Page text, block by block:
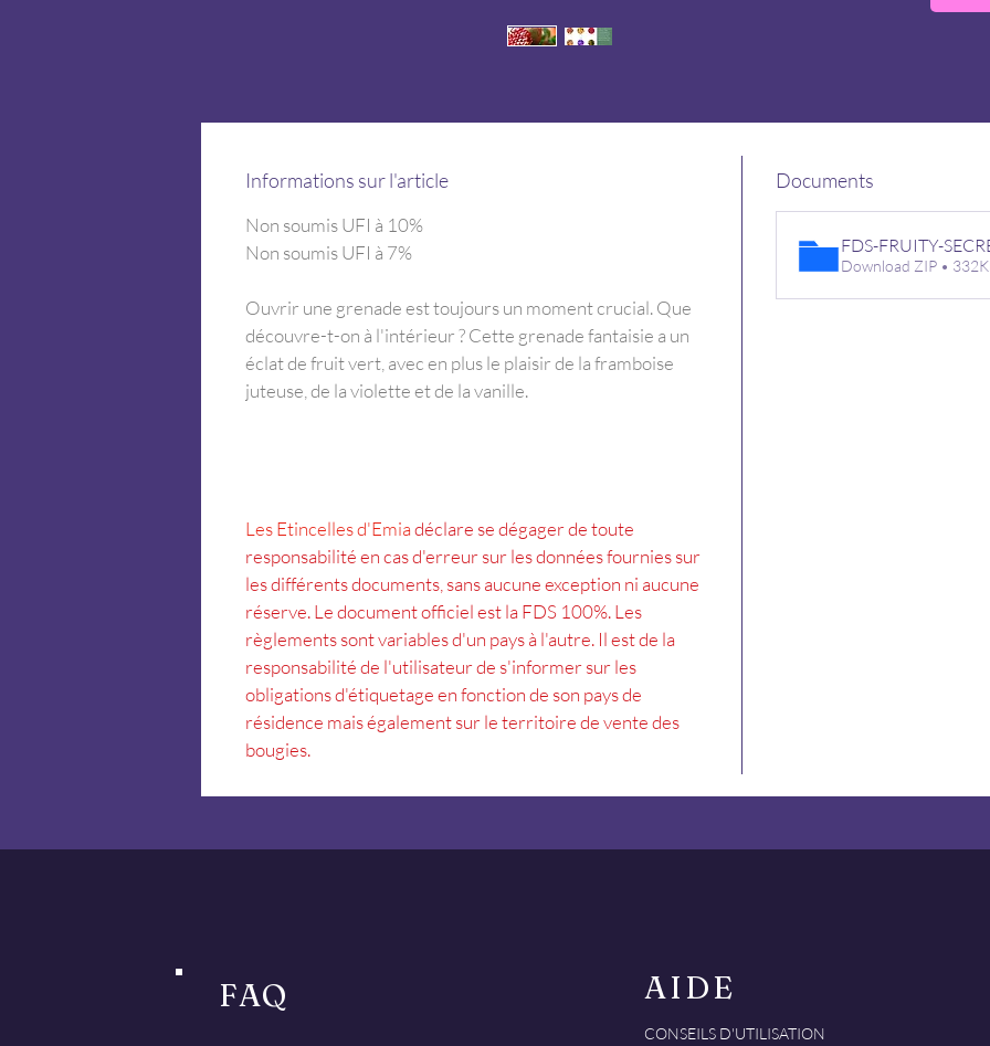
Informations sur l'article
Non soumis UFI à 10%
Non soumis UFI à 7%
Ouvrir une grenade est toujours un moment crucial. Que
découvre-t-on à l'intérieur ? Cette grenade fantaisie a un
éclat de fruit vert, avec en plus le plaisir de la framboise
juteuse, de la violette et de la vanille.
Les Etincelles d'Emia déclare se dégager de toute
responsabilité en cas d'erreur sur les données fournies sur
les différents documents, sans aucune exception ni aucune
réserve. Le document officiel est la FDS 100%. Les
règlements sont variables d'un pays à l'autre. Il est de la
responsabilité de l'utilisateur de s'informer sur les
obligations d'étiquetage en fonction de son pays de
résidence mais également sur le territoire de vente des
bougies.
Documents
FDS-FRUITY-
Download ZIP •
FAQ AIDE
​CONSEILS D'UTILISATION